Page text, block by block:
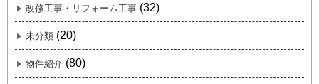
改修工事・リフォーム工事 (32)
未分類 (20)
物件紹介 (80)